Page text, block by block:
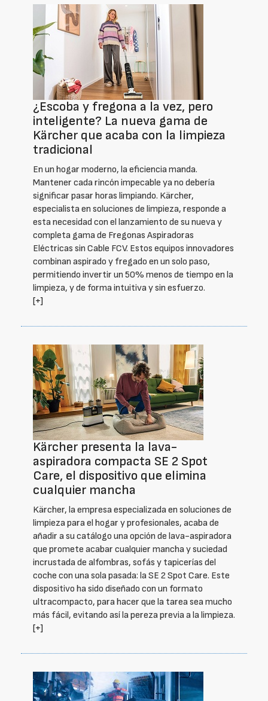
¿Escoba y fregona a la vez, pero
inteligente? La nueva gama de
Kärcher que acaba con la limpieza
tradicional
En un hogar moderno, la eficiencia manda.
Mantener cada rincón impecable ya no debería
significar pasar horas limpiando. Kärcher,
especialista en soluciones de limpieza, responde a
esta necesidad con el lanzamiento de su nueva y
completa gama de Fregonas Aspiradoras
Eléctricas sin Cable FCV. Estos equipos innovadores
combinan aspirado y fregado en un solo paso,
permitiendo invertir un 50% menos de tiempo en la
limpieza, y de forma intuitiva y sin esfuerzo.
[+]
Kärcher presenta la lava-
aspiradora compacta SE 2 Spot
Care, el dispositivo que elimina
cualquier mancha
Kärcher, la empresa especializada en soluciones de
limpieza para el hogar y profesionales, acaba de
añadir a su catálogo una opción de lava-aspiradora
que promete acabar cualquier mancha y suciedad
incrustada de alfombras, sofás y tapicerías del
coche con una sola pasada: la SE 2 Spot Care. Este
dispositivo ha sido diseñado con un formato
ultracompacto, para hacer que la tarea sea mucho
más fácil, evitando así la pereza previa a la limpieza.
[+]